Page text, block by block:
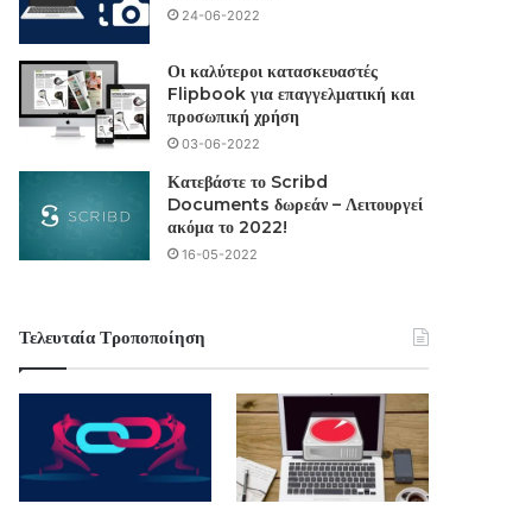
24-06-2022
Οι καλύτεροι κατασκευαστές
Flipbook για επαγγελματική και
προσωπική χρήση
03-06-2022
Κατεβάστε το Scribd
Documents δωρεάν – Λειτουργεί
ακόμα το 2022!
16-05-2022
Τελευταία Τροποποίηση